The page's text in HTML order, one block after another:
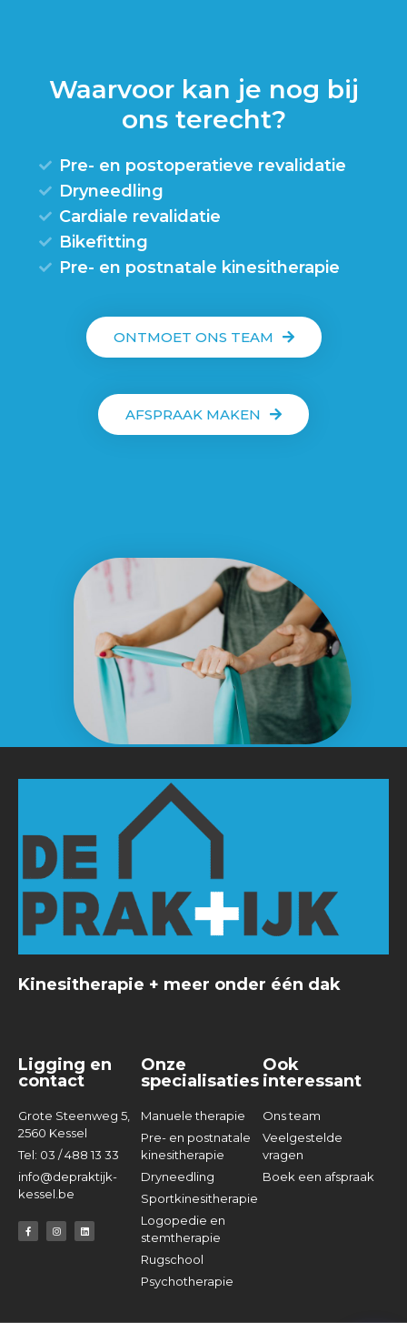
Waarvoor kan je nog bij
ons terecht?
Pre- en postoperatieve revalidatie
Dryneedling
Cardiale revalidatie
Bikefitting
Pre- en postnatale kinesitherapie
ONTMOET ONS TEAM
AFSPRAAK MAKEN
Kinesitherapie + meer onder één dak
Ligging en
contact
Grote Steenweg 5,
2560 Kessel
Tel: 03 / 488 13 33
info@depraktijk-
kessel.be
Onze
specialisaties
Manuele therapie
Pre- en postnatale
kinesitherapie
Dryneedling
Sportkinesitherapie
Logopedie en
stemtherapie
Rugschool
Psychotherapie
Ook
interessant
Ons team
Veelgestelde
vragen
Boek een afspraak